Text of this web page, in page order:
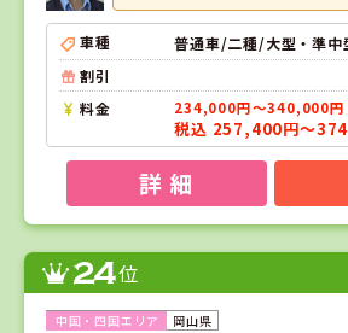
車種
普通車/二種/大型・準中
割引
料金
234,000円～340,000円
税込 257,400円～
詳 細
24位
岡山県